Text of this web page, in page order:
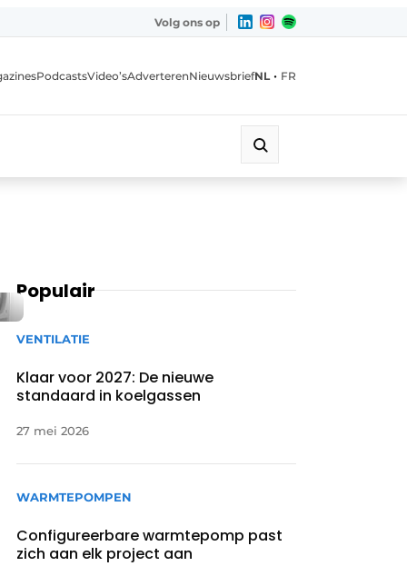
Volg ons op
PodcastsVideo’sAdverterenNieuwsbriefNL • FR
Populair
VENTILATIE
Klaar voor 2027: De nieuwe
standaard in koelgassen
27 mei 2026
WARMTEPOMPEN
Configureerbare warmtepomp past
zich aan elk project aan